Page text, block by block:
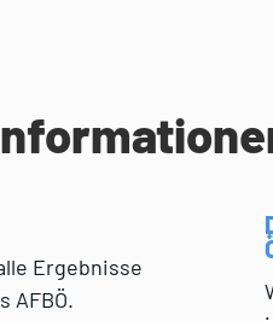
Ergebnisse
AFBÖ.